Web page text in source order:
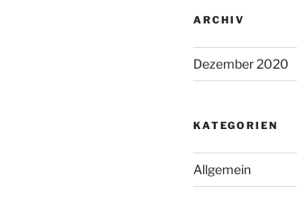
ARCHIV
Dezember 2020
KATEGORIEN
Allgemein